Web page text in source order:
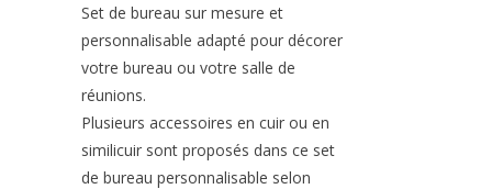
Set de bureau sur mesure et
personnalisable adapté pour décorer
votre bureau ou votre salle de
réunions.
Plusieurs accessoires en cuir ou en
similicuir sont proposés dans ce set
de bureau personnalisable selon